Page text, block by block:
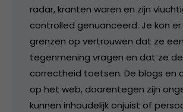
radar, kranten waren en zijn
controlled genuanceerd. Je kon er
grenzen op vertrouwen dat ze een
tegenmening vragen en dat ze de
correctheid toetsen. De blogs en
op het web, daarentegen zijn
kunnen inhoudelijk onjuist of